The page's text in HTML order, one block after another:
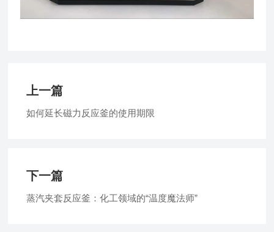
上一篇
如何延长磁力反应釜的使用期限
下一篇
蒸汽夹套反应釜：化工领域的“温度魔法师”